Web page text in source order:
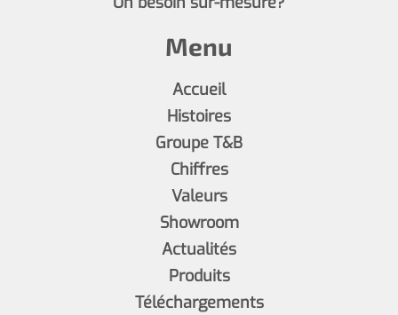
Menu
Accueil
Histoires
Groupe T&B
Chiffres
Valeurs
Showroom
Actualités
Produits
Téléchargements